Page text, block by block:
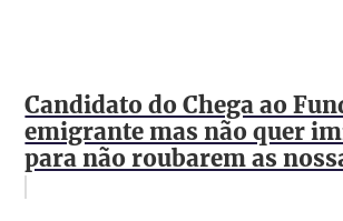
Candidato do Chega ao
emigrante mas não quer
para não roubarem as